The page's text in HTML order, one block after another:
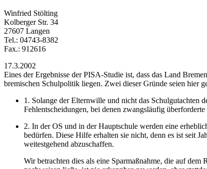
Winfried Stölting
Kolberger Str. 34
27607 Langen
Tel.: 04743-8382
Fax.: 912616
17.3.2002
Eines der Ergebnisse der PISA-Studie ist, dass das Land
bremischen Schulpolitik liegen. Zwei dieser Gründe seien hier
1. Solange der Elternwille und nicht das Schulgutachten
Fehlentscheidungen, bei denen zwangsläufig
2. In der OS und in der Hauptschule werden eine
bedürfen. Diese Hilfe erhalten sie nicht, denn es ist seit
weitestgehend abzuschaffen.
Wir betrachten dies als eine Sparmaßnahme, die auf